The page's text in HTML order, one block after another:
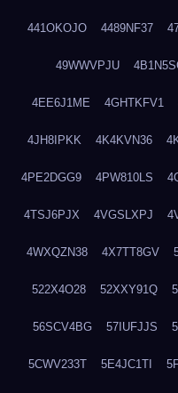
441OKOJO 4489NF37
49WWVPJU
4EE6J1ME 4GHTKFV1
4JH8IPKK 4K4KVN36
4PE2DGG9 4PW810LS
4TSJ6PJX 4VGSLXPJ
4WXQZN38 4X7TT8GV
522X4O28 52XXY91Q
56SCV4BG 57IUFJJS
5CWV233T 5E4JC1TI